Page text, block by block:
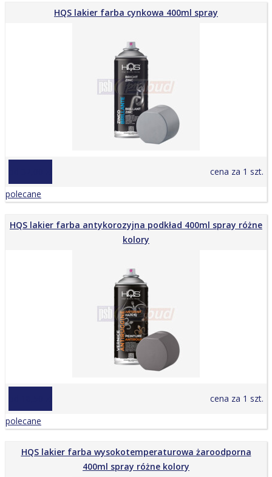
HQS lakier farba cynkowa 400ml spray
cena za 1 szt.
polecane
HQS lakier farba antykorozyjna podkład 400ml spray różne
kolory
cena za 1 szt.
polecane
HQS lakier farba wysokotemperaturowa żaroodporna
400ml spray różne kolory